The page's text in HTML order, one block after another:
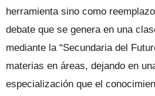
herramienta sino como
debate que se genera en una
mediante la “Secundaria del
materias en áreas, dejando en
especialización que el